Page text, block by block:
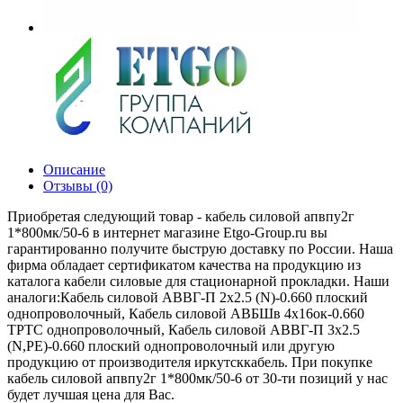
Описание
Отзывы (0)
Приобретая следующий товар - кабель силовой апвпу2г
1*800мк/50-6 в интернет магазине Etgo-Group.ru вы
гарантированно получите быструю доставку по России. Наша
фирма обладает сертификатом качества на продукцию из
каталога кабели силовые для стационарной прокладки. Наши
аналоги:Кабель силовой АВВГ-П 2х2.5 (N)-0.660 плоский
однопроволочный, Кабель силовой АВБШв 4х16ок-0.660
ТРТС однопроволочный, Кабель силовой АВВГ-П 3х2.5
(N,РЕ)-0.660 плоский однопроволочный или другую
продукцию от производителя иркутсккабель. При покупке
кабель силовой апвпу2г 1*800мк/50-6 от 30-ти позиций у нас
будет лучшая цена для Вас.